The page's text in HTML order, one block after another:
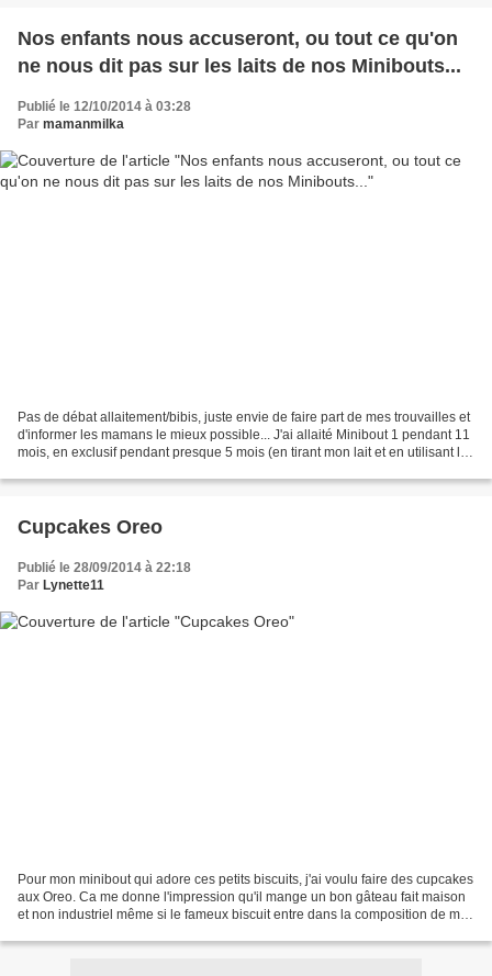
Nos enfants nous accuseront, ou tout ce qu'on
ne nous dit pas sur les laits de nos Minibouts...
Publié le 12/10/2014 à 03:28
Par mamanmilka
Pas de débat allaitement/bibis, juste envie de faire part de mes trouvailles et
d'informer les mamans le mieux possible... J'ai allaité Minibout 1 pendant 11
mois, en exclusif pendant presque 5 mois (en tirant mon lait et en utilisant les
Cupcakes Oreo
Publié le 28/09/2014 à 22:18
Par Lynette11
Pour mon minibout qui adore ces petits biscuits, j'ai voulu faire des cupcakes
aux Oreo. Ca me donne l'impression qu'il mange un bon gâteau fait maison
et non industriel même si le fameux biscuit entre dans la composition de mes